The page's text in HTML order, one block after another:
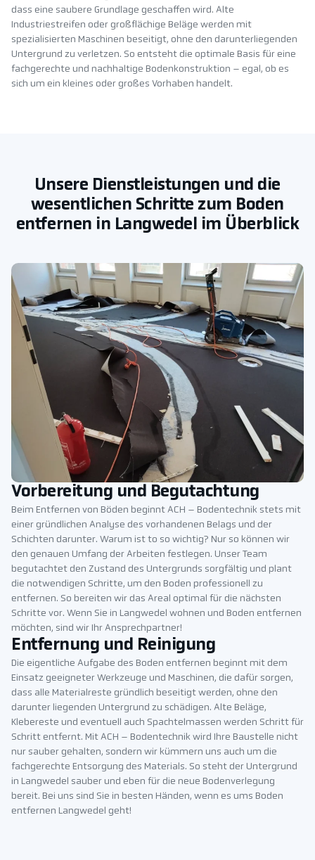
dass eine saubere Grundlage geschaffen wird. Alte
Industriestreifen oder großflächige Beläge werden mit
spezialisierten Maschinen beseitigt, ohne den darunterliegenden
Untergrund zu verletzen. So entsteht die optimale Basis für eine
fachgerechte und nachhaltige Bodenkonstruktion – egal, ob es
sich um ein kleines oder großes Vorhaben handelt.
Unsere Dienstleistungen und die
wesentlichen Schritte zum Boden
entfernen in Langwedel im Überblick
Vorbereitung und Begutachtung
Beim Entfernen von Böden beginnt ACH – Bodentechnik stets mit
einer gründlichen Analyse des vorhandenen Belags und der
Schichten darunter. Warum ist to so wichtig? Nur so können wir
den genauen Umfang der Arbeiten festlegen. Unser Team
begutachtet den Zustand des Untergrunds sorgfältig und plant
die notwendigen Schritte, um den Boden professionell zu
entfernen. So bereiten wir das Areal optimal für die nächsten
Schritte vor. Wenn Sie in Langwedel wohnen und Boden entfernen
möchten, sind wir Ihr Ansprechpartner!
Entfernung und Reinigung
Die eigentliche Aufgabe des Boden entfernen beginnt mit dem
Einsatz geeigneter Werkzeuge und Maschinen, die dafür sorgen,
dass alle Materialreste gründlich beseitigt werden, ohne den
darunter liegenden Untergrund zu schädigen. Alte Beläge,
Klebereste und eventuell auch Spachtelmassen werden Schritt für
Schritt entfernt. Mit ACH – Bodentechnik wird Ihre Baustelle nicht
nur sauber gehalten, sondern wir kümmern uns auch um die
fachgerechte Entsorgung des Materials. So steht der Untergrund
in Langwedel sauber und eben für die neue Bodenverlegung
bereit. Bei uns sind Sie in besten Händen, wenn es ums Boden
entfernen Langwedel geht!